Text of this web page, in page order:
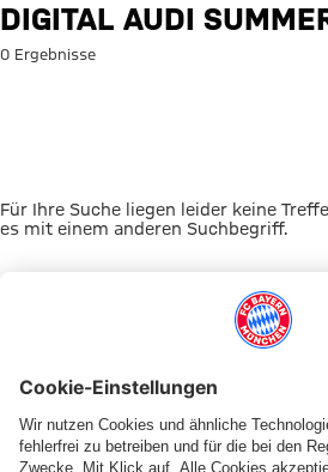
Suche: Digital
DIGITAL AUDI
0 Ergebnisse
Für Ihre Suche liegen leider keine
es mit einem anderen Suchbegriff.
DAS KÖNNTE DICH